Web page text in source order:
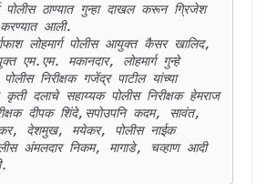
पोलीस ठाण्यात गुन्हा दाखल करून ग्रिजेश
आली.
एम.एम. मकानदार, लोहमार्ग गुन्हे
निरीक्षक गजेंद्र पाटील यांच्या
कृती दलाचे सहाय्यक पोलीस निरीक्षक हेमराज
दीपक शिंदे,सपोउपनि कदम, सावंत,
देशमुख, मयेकर, पोलीस नाईक
अंमलदार निकम, मागाडे, चव्हाण आदी